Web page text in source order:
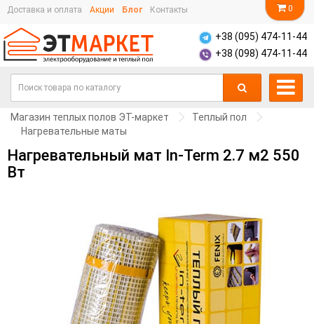
0
Доставка и оплата Акции Блог Контакты
+38 (095) 474-11-44
+38 (098) 474-11-44
Магазин теплых полов ЭТ-маркет
Теплый пол
Нагревательные маты
Нагревательный мат In-Term 2.7 м2 550
Вт